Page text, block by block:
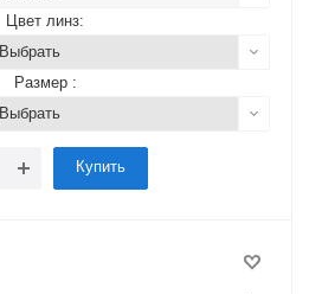
Цвет линз:
Выбрать
Размер :
Выбрать
Купить